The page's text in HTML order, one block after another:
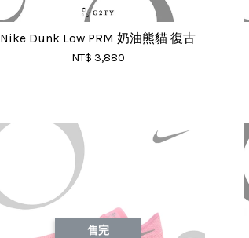
Nike Dunk Low PRM 奶油熊貓 復古
NT$ 3,880
售完